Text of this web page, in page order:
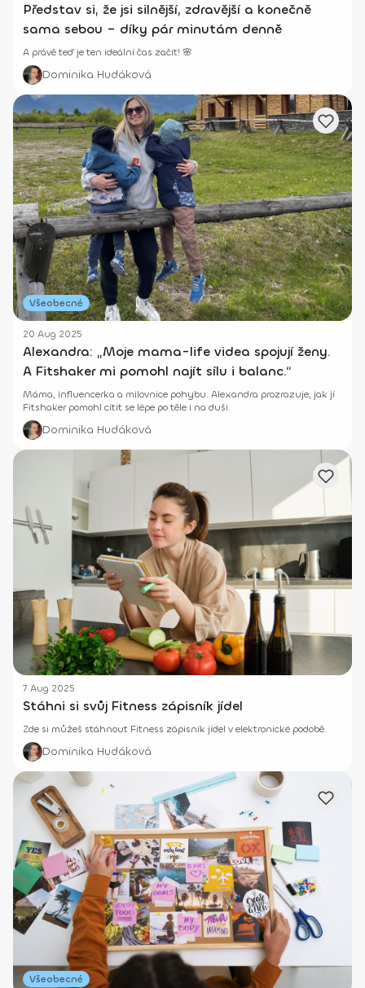
Představ si, že jsi silnější, zdravější a konečně
sama sebou – díky pár minutám denně
A právě teď je ten ideální čas začít! 🌸
Dominika Hudáková
Všeobecné
20 Aug 2025
Alexandra: „Moje mama-life videa spojují ženy.
A Fitshaker mi pomohl najít sílu i balanc.“
Máma, influencerka a milovnice pohybu. Alexandra prozrazuje, jak jí
Fitshaker pomohl cítit se lépe po těle i na duši.
Dominika Hudáková
7 Aug 2025
Stáhni si svůj Fitness zápisník jídel
Zde si můžeš stáhnout Fitness zápisník jídel v elektronické podobě.
Dominika Hudáková
Všeobecné